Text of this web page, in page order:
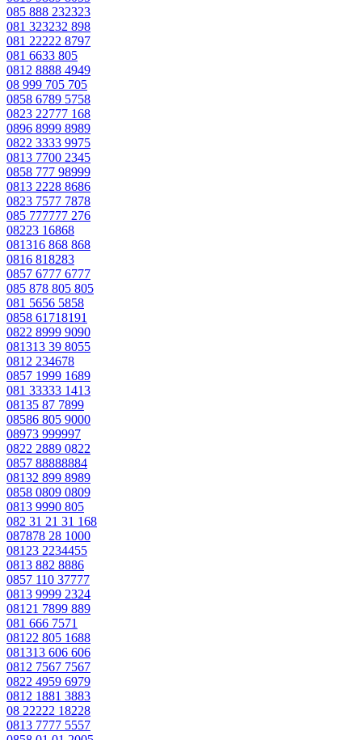
085 888 232323
081 323232 898
081 22222 8797
081 6633 805
0812 8888 4949
08 999 705 705
0858 6789 5758
0823 22777 168
0896 8999 8989
0822 3333 9975
0813 7700 2345
0858 777 98999
0813 2228 8686
0823 7577 7878
085 777777 276
08223 16868
081316 868 868
0816 818283
0857 6777 6777
085 878 805 805
081 5656 5858
0858 61718191
0822 8999 9090
081313 39 8055
0812 234678
0857 1999 1689
081 33333 1413
08135 87 7899
08586 805 9000
08973 999997
0822 2889 0822
0857 88888884
08132 899 8989
0858 0809 0809
0813 9990 805
082 31 21 31 168
087878 28 1000
08123 2234455
0813 882 8886
0857 110 37777
0813 9999 2324
08121 7899 889
081 666 7571
08122 805 1688
081313 606 606
0812 7567 7567
0822 4959 6979
0812 1881 3883
08 22222 18228
0813 7777 5557